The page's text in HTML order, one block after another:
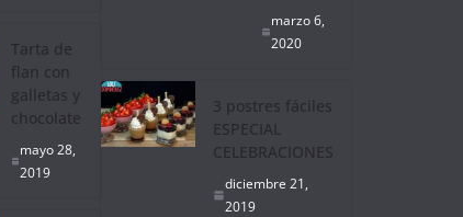
Tarta de
flan con
galletas y
chocolate
mayo 28,
2019
marzo 6,
2020
3 postres fáciles
ESPECIAL
CELEBRACIONES
diciembre 21,
2019